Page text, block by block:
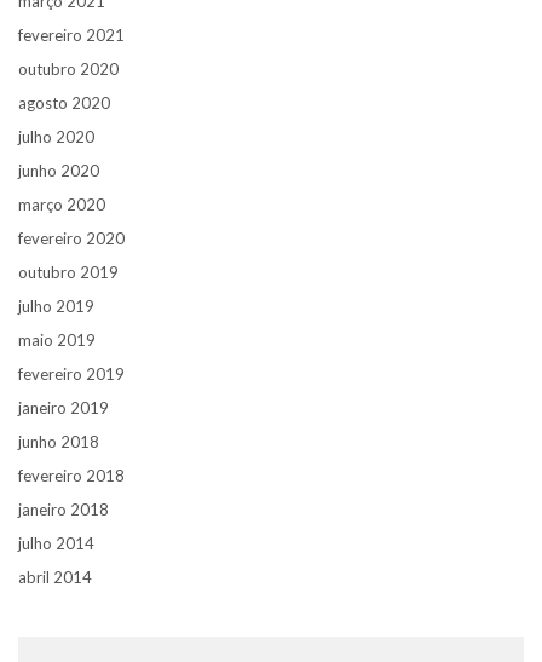
fevereiro 2021
outubro 2020
agosto 2020
julho 2020
junho 2020
março 2020
fevereiro 2020
outubro 2019
julho 2019
maio 2019
fevereiro 2019
janeiro 2019
junho 2018
fevereiro 2018
janeiro 2018
julho 2014
abril 2014